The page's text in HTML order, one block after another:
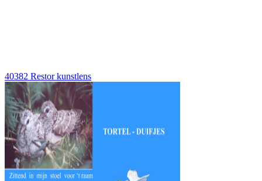
40382 Restor kunstlens